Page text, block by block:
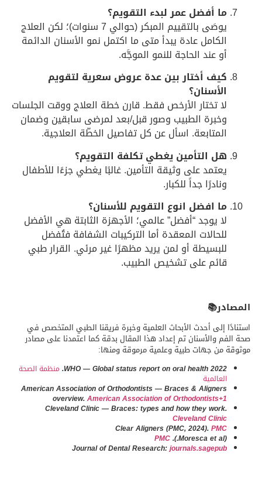
أفضل عمر لبدء التقويم؟
يوصَى بالتقييم المبكر (حوالي 7 سنوات)؛ لكن العلاج
عادة يبدأ متى ما اكتمل نمو الأسنان الدائمة
عند الحاجة للنمو الموجَّه.
أختار بين عدة عروض سعرية لتقويم
تختار الأرخص فقط. قارن خطة العلاج ووقت الجلسات
الطبيب وصور قبل/بعد لمرضى سابقين وضمان
اسأل عن كل تفاصيل الخطّة العلاجية.
التأمين يغطي تكلفة التقويم؟
على وثيقة التأمين. غالبًا يغطي جزءًا للأطفال
جداً للكبار.
افضل انوع التقويم للأسنان؟
يوجد “أفضل” عالمي؛ الأجهزة الثابتة هي الأفضل
المعقدة أما التركيبات الشفافة فتُفضل
أو لمن يريد مظهرًا غير مرئي. القرار طبي
على تشخيص الطبيب.
إلى أحدث الأبحاث العلمية وخبرة فريقنا الطبي المتخصص في
والأسنان تم إعداد هذا المقال بدقة كما اعتمدنا على مصادر
جهات طبية وعلمية مرموقة ومنها:
WHO — Global status report on oral health منظمة الصحة
American Association of Orthodontists — Braces &
overview.American Association of
Cleveland Clinic — Braces: types and how they
Cleveland
Clear Aligners (PMC, 2024).
PMC
Journal of Dental Research: